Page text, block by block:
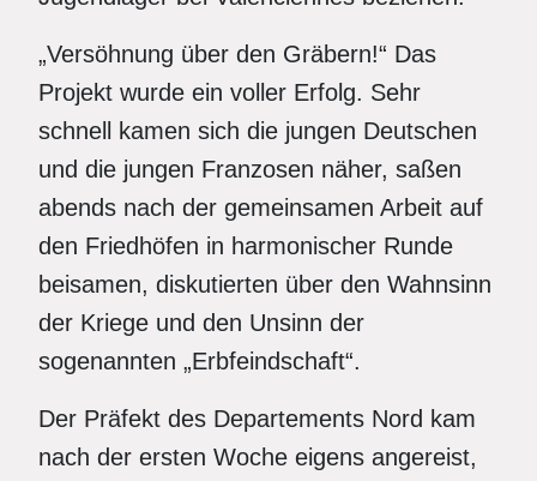
„Versöhnung über den Gräbern!“ Das
Projekt wurde ein voller Erfolg. Sehr
schnell kamen sich die jungen Deutschen
und die jungen Franzosen näher, saßen
abends nach der gemeinsamen Arbeit auf
den Friedhöfen in harmonischer Runde
beisamen, diskutierten über den Wahnsinn
der Kriege und den Unsinn der
sogenannten „Erbfeindschaft“.
Der Präfekt des Departements Nord kam
nach der ersten Woche eigens angereist,